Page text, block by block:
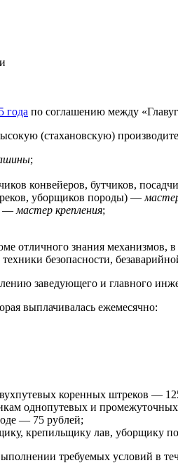
года по соглашению между
(стахановскую)
;
конвейеров, бутчиков,
уборщиков породы) —
— мастер крепления;
отличного знания
безопасности,
заведующего и главного
выплачивалась ежемесячно:
коренных штреков —
однопутевых и
— 75 рублей;
крепильщику лав, уборщику
требуемых условий в